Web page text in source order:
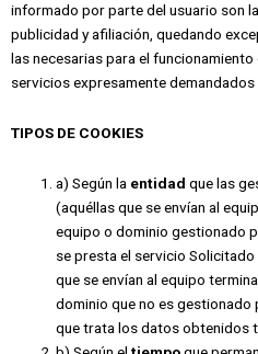
informado por parte del usuario son
publicidad y afiliación, quedando
las necesarias para el
servicios expresamente demandados
TIPOS DE COOKIES
a) Según la entidad que las
(aquéllas que se envían al
equipo o dominio gestionado
se presta el servicio
que se envían al equipo
dominio que no es
que trata los datos obtenidos